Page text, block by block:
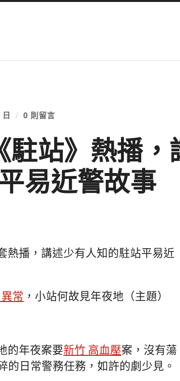
/ 0 則留言
站》熱播，
易近警故事
熱播，講述少有人知的駐站平易近
常 ，小站何故見年夜地（主題）
的年夜案要新竹 高血壓案，沒有蕩
日常警務任務，如許的劇少見。